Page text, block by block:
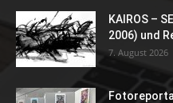
KAIROS –
2006) und
7. August 2026